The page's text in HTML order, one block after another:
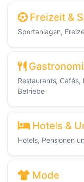
Freizeit &
Sportanlagen,
Restaurants,
Betriebe
Hotels &
Hotels, Pensionen
Mode